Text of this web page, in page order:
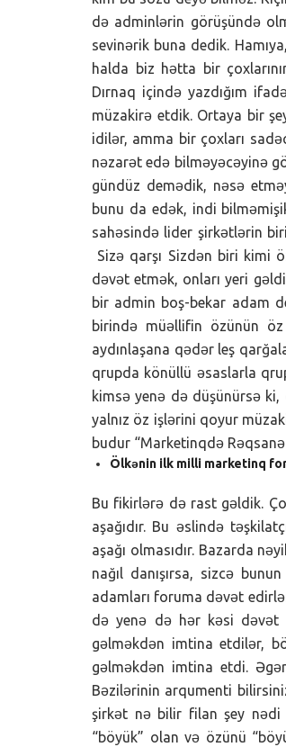
də adminlərin görüşündə
sevinərik buna dedik.
halda biz hətta bir
Dırnaq içində yazdığım
müzakirə etdik. Ortaya bir
idilər, amma bir çoxları
nəzarət edə bilməyəcəyinə
gündüz demədik, nəsə
bunu da edək, indi
sahəsində lider şirkətlərin
Sizə qarşı Sizdən biri kimi
dəvət etmək, onları yeri
bir admin boş-bekar adam
birində müəllifin özünün
aydınlaşana qədər leş
qrupda könüllü əsaslarla
kimsə yenə də düşünürsə
yalnız öz işlərini qoyur
budur “Marketinqdə
Ölkənin ilk milli marketinq
Bu fikirlərə də rast gəldik.
aşağıdır. Bu əslində
aşağı olmasıdır. Bazarda
nağıl danışırsa, sizcə
adamları foruma dəvət
də yenə də hər kəsi dəvət
gəlməkdən imtina etdilər,
gəlməkdən imtina etdi.
Bəzilərinin arqumenti
şirkət nə bilir filan şey nədi
“böyük” olan və özünü